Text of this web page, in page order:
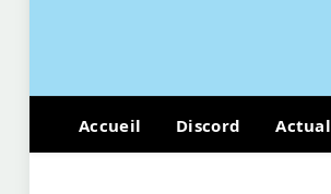
Accueil Discord